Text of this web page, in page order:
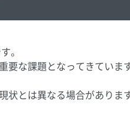
。
な課題となってきていま
とは異なる場合がありま